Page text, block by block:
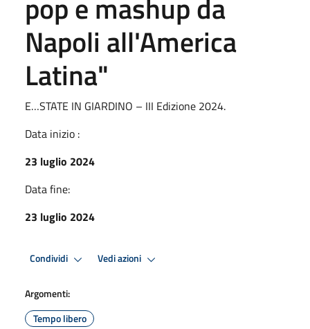
Napoli all'America
Latina"
E…STATE IN GIARDINO – III Edizione 2024.
Data inizio :
23 luglio 2024
Data fine:
23 luglio 2024
Condividi Vedi azioni
Argomenti:
Tempo libero